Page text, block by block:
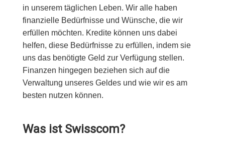
in unserem täglichen Leben. Wir alle haben
finanzielle Bedürfnisse und Wünsche, die wir
erfüllen möchten. Kredite können uns dabei
helfen, diese Bedürfnisse zu erfüllen, indem sie
uns das benötigte Geld zur Verfügung stellen.
Finanzen hingegen beziehen sich auf die
Verwaltung unseres Geldes und wie wir es am
besten nutzen können.
Was ist Swisscom?